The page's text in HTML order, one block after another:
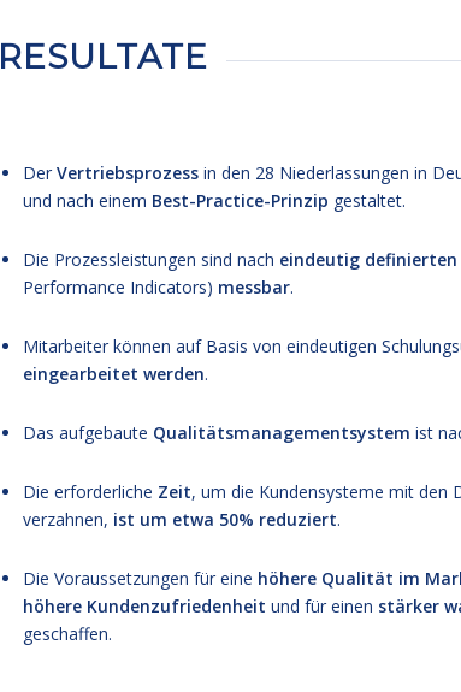
RESULTATE
DerVertriebsprozess in den 28 Niederlassungen in
und nach einem Best-Practice-Prinzip gestaltet.
Die Prozessleistungen sind nach eindeutig definierten
Performance Indicators) messbar.
Mitarbeiter können auf Basis von eindeutigen
eingearbeitet werden.
Das aufgebaute Qualitätsmanagementsystem ist
Die erforderliche Zeit, um die Kundensysteme mit den
verzahnen, ist um etwa 50% reduziert.
Die Voraussetzungen für eine höhere Qualität im
höhere Kundenzufriedenheit und für einen stärker
geschaffen.